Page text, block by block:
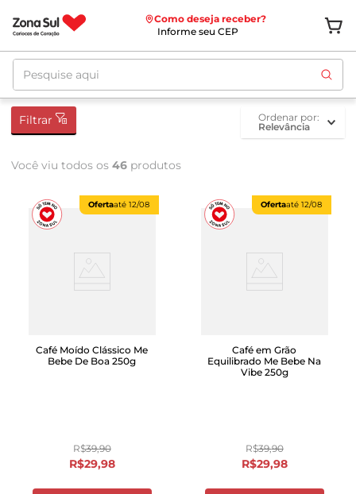
Como deseja receber?
Informe seu CEP
Pesquise aqui
Filtrar
ordenar por
Relevância
Você viu todos os 46 produtos
Ofertaaté 12/08
Café Moído Clássico Me
Bebe De Boa 250g
R$39,90
R$29,98
Ofertaaté 12/08
Café em Grão
Equilibrado Me Bebe Na
Vibe 250g
R$39,90
R$29,98